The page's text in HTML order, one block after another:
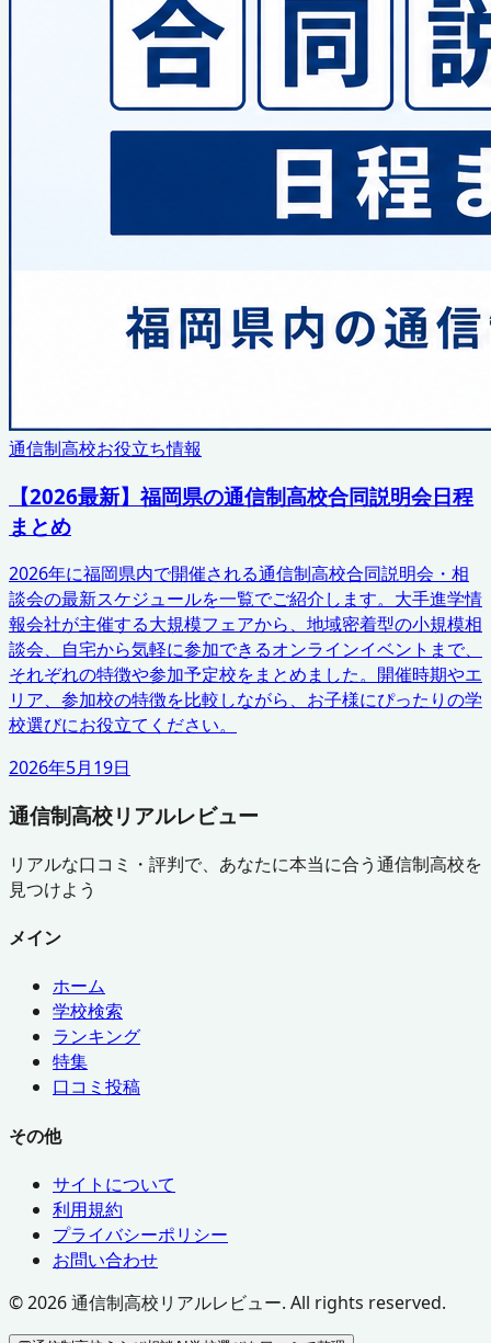
通信制高校お役立ち情報
【2026最新】福岡県の通信制高校合同説明会日程
まとめ
2026年に福岡県内で開催される通信制高校合同説明会・相
談会の最新スケジュールを一覧でご紹介します。大手進学情
報会社が主催する大規模フェアから、地域密着型の小規模相
談会、自宅から気軽に参加できるオンラインイベントまで、
それぞれの特徴や参加予定校をまとめました。開催時期やエ
リア、参加校の特徴を比較しながら、お子様にぴったりの学
校選びにお役立てください。
2026年5月19日
通信制高校リアルレビュー
リアルな口コミ・評判で、あなたに本当に合う通信制高校を
見つけよう
メイン
ホーム
学校検索
ランキング
特集
口コミ投稿
その他
サイトについて
利用規約
プライバシーポリシー
お問い合わせ
©2026通信制高校リアルレビュー. All rights reserved.